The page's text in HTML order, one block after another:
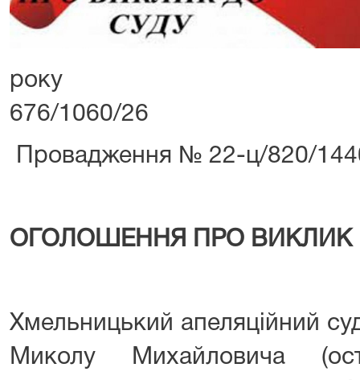
року
676/1060/26
Провадження № 22-ц/820/
ОГОЛОШЕННЯ ПРО ВИКЛИК
Хмельницький апеляційний
Миколу Михайловича